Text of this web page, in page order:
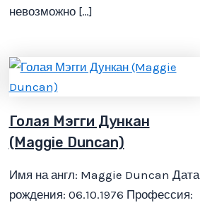
невозможно […]
Голая Мэгги Дункан
(Maggie Duncan)
Имя на англ: Maggie Duncan Дата
рождения: 06.10.1976 Профессия: